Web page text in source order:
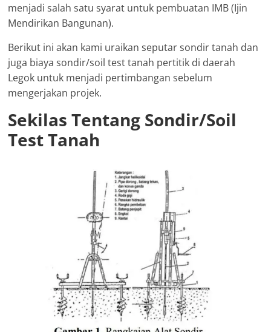
menjadi salah satu syarat untuk pembuatan IMB (Ijin
Mendirikan Bangunan).
Berikut ini akan kami uraikan seputar sondir tanah dan
juga biaya sondir/soil test tanah pertitik di daerah
Legok untuk menjadi pertimbangan sebelum
mengerjakan projek.
Sekilas Tentang Sondir/Soil
Test Tanah